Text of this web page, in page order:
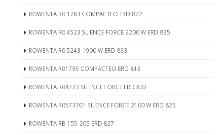
ROWENTA R0 1783 COMPACTEO ERD 822
ROWENTA R0 4523 SLIENCE FORCE 2200 W ERD 835
ROWENTA R0 5243-1900 W ERD 833
ROWENTA R01795 COMPACTEO ERD 819
ROWENTA R04723 SILENCE FORCE ERD 832
ROWENTA R0573701 SILENCE FORCE 2100 W ERD 823
ROWENTA RB 155-205 ERD 827